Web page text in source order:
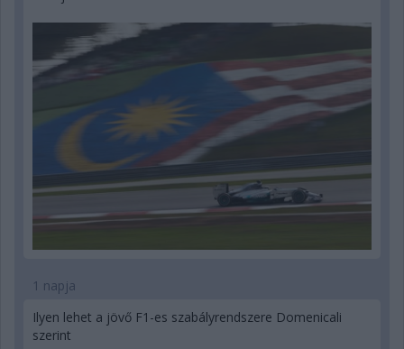
1 napja
Ilyen lehet a jövő F1-es szabályrendszere Domenicali
szerint